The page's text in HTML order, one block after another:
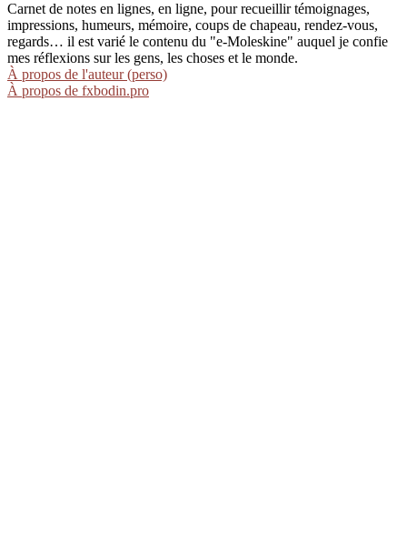
Carnet de notes en lignes, en ligne, pour recueillir témoignages,
impressions, humeurs, mémoire, coups de chapeau, rendez-vous,
regards… il est varié le contenu du "e-Moleskine" auquel je confie
mes réflexions sur les gens, les choses et le monde.
À propos de l'auteur (perso)
À propos de fxbodin.pro